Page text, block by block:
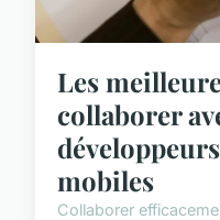
Les
collaborer
mobiles
Collaborer